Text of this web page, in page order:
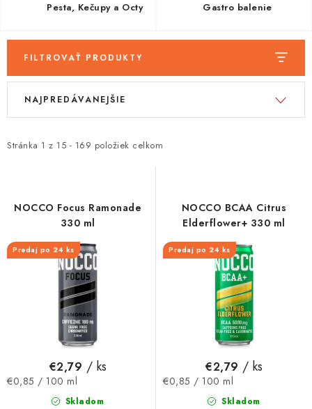
Pesta, Kečupy a Octy Gastro balenie
FILTROVAŤ PRODUKTY
V
i
d
u
Stránka 1 z 15 - 169 položiek celkom
R
e
e
r
o
v
NAJPREDÁVANEJŠIE
NOCCO Focus Ramonade
330 ml
Predaj po 24 ks
Skladom
€2,79 / ks
Jednotková
€0,85 / 100 ml
NOCCO BCAA Citrus
Elderflower+ 330 ml
Predaj po 24 ks
Skladom
€2,79 / ks
Jednotková
€0,85 / 100 ml